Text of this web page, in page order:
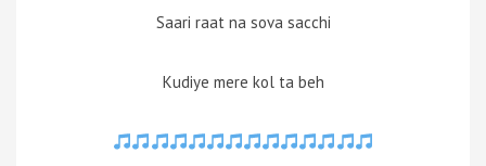
Saari raat na sova sacchi
Kudiye mere kol ta beh